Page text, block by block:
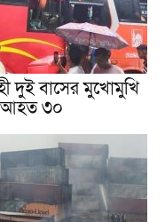
দুই বাসের মুখোমুখি
আহত ৩০